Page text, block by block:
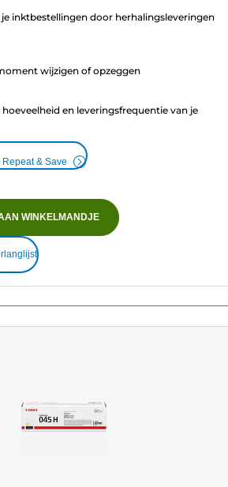
je inktbestellingen door herhalingsleveringen
wijzigen of opzeggen
hoeveelheid en leveringsfrequentie van je
& Save
WINKELMANDJE